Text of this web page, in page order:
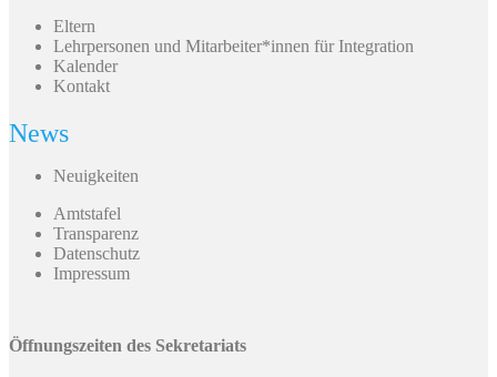
Eltern
Lehrpersonen und Mitarbeiter*innen für Integration
Kalender
Kontakt
News
Neuigkeiten
Amtstafel
Transparenz
Datenschutz
Impressum
Öffnungszeiten des Sekretariats